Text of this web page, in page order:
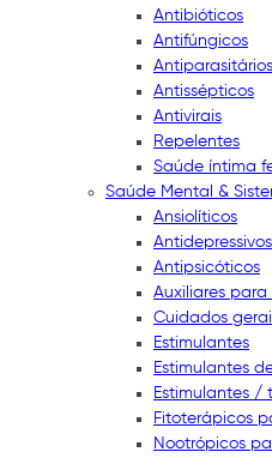
Antibióticos
Antifúngicos
Antiparasitários
Antissépticos
Antivirais
Repelentes
Saúde íntima
Saúde Mental &
Ansiolíticos
Antidepressivos
Antipsicóticos
Auxiliares
Cuidados
Estimulantes
Estimulantes
Estimulantes /
Fitoterápicos
Nootrópicos